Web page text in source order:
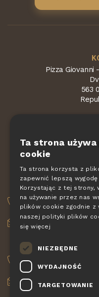
Pizza Giovanni
563
Chronione
+420 775 560 953
+420 777 222 157
Ta strona
cookie
Ta strona korzysta z
zapewnić lepszą wygodę
Korzystając z tej strony,
na używanie przez nas
plików cookie zgodnie z
naszej polityki plików
się więcej
NIEZBĘDNE
WYDAJNOŚĆ
TARGETOWANIE